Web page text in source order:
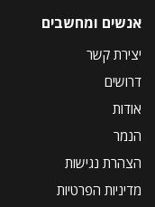
אנשים ומחשבים
יצירת קשר
דרושים
אודות
הנמר
הצהרת נגישות
מדיניות הפרטיות